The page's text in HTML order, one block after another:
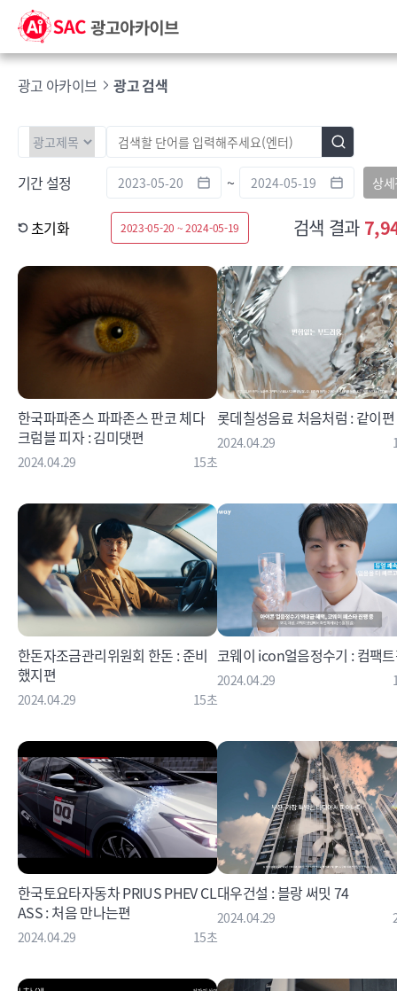
광고 아카이브 광고 검색
기간 설정 ~ 상
초기화 2023-05-20 ~ 2024-05-19 검색 결과
한국파파존스 파파존스 판코 체다
크럼블 피자 : 김미댓편
2024.04.29 15초
롯데칠성음료 처음처럼 : 같이편
2024.04.29
한돈자조금관리위원회 한돈 : 준비
했지편
2024.04.29 15초
코웨이 icon얼음정수기 : 컴팩
2024.04.29
한국토요타자동차 PRIUS PHEV CL
ASS : 처음 만나는편
2024.04.29 15초
대우건설 : 블랑 써밋 74
2024.04.29